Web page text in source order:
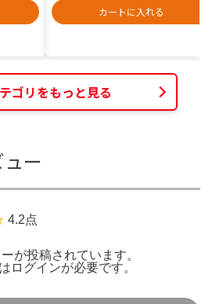
カートに入れる
ゴリをもっと見る
ー
4.2点
が投稿されています。
ログインが必要です。